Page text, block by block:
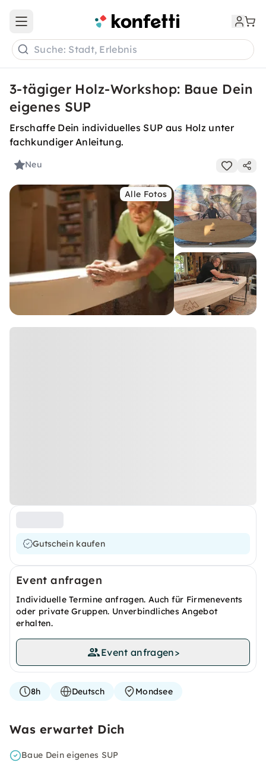
Open main menu
Suche: Stadt, Erlebnis
3-tägiger Holz-Workshop: Baue Dein
eigenes SUP
Erschaffe Dein individuelles SUP aus Holz unter
fachkundiger Anleitung.
Neu
Alle Fotos
Gutschein kaufen
Event anfragen
Individuelle Termine anfragen. Auch für Firmenevents
oder private Gruppen. Unverbindliches Angebot
erhalten.
Event anfragen>
8h Deutsch Mondsee
Was erwartet Dich
Baue Dein eigenes SUP